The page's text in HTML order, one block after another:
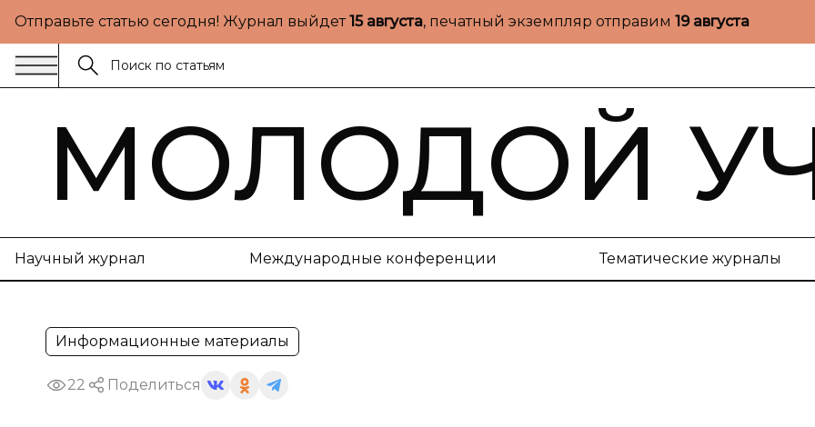
Отправьте статью сегодня! Журнал выйдет15 августа, печатный экземпляр отправим 19 августа
МОЛОДОЙ
Научный журнал Международные конференции Тематические журналы
Информационные материалы
22 Поделиться